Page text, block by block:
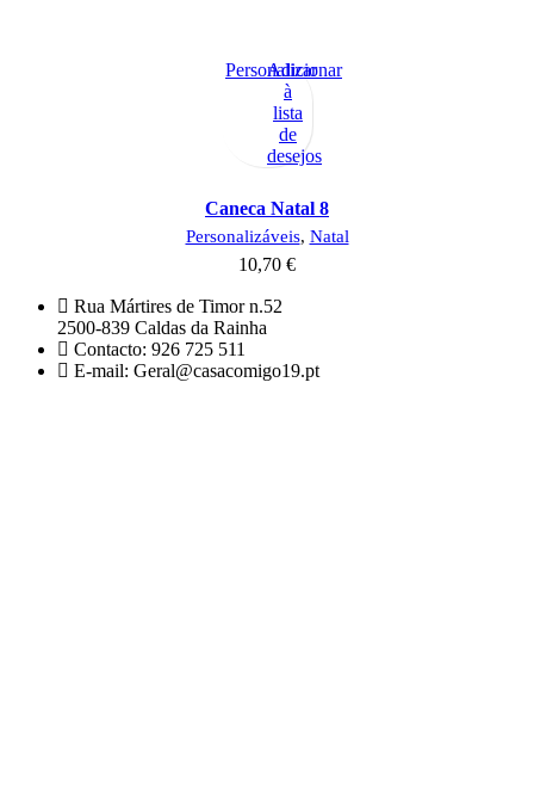
Personalizar
Adicionar
à
lista
de
desejos
Caneca Natal 8
Personalizáveis, Natal
10,70 €
Rua Mártires de Timor n.52
2500-839 Caldas da Rainha
Contacto: 926 725 511
E-mail: Geral@casacomigo19.pt